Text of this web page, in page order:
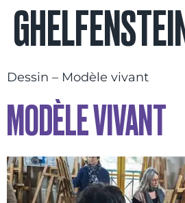
Dessin – Modèle vivant
MODÈLE VIVANT